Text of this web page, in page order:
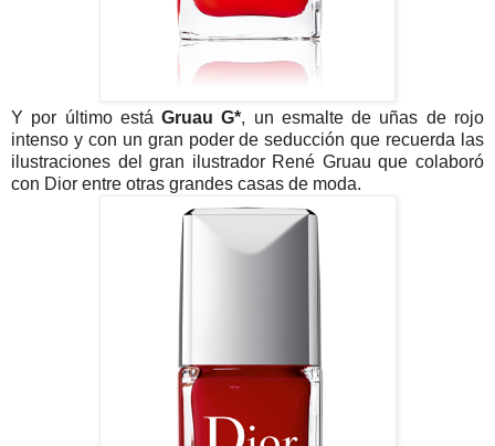
Y por último estáGruau G*, un esmalte de uñas de rojo
intenso y con un gran poder de seducción que recuerda las
ilustraciones del gran ilustrador René Gruau que colaboró
con Dior entre otras grandes casas de moda.